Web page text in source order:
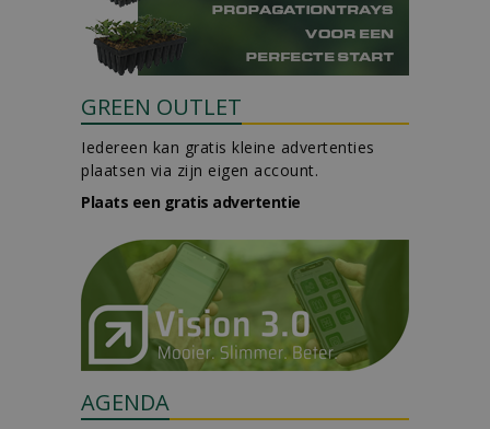
GREEN OUTLET
Iedereen kan gratis kleine advertenties
plaatsen via zijn eigen account.
Plaats een gratis advertentie
AGENDA